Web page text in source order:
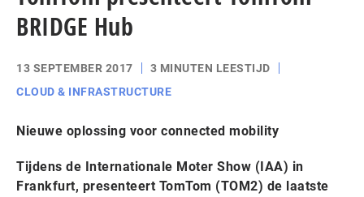
BRIDGE Hub
13 SEPTEMBER 2017
3 MINUTEN LEESTIJD
CLOUD & INFRASTRUCTURE
Nieuwe oplossing voor connected mobility
Tijdens de Internationale Moter Show (IAA) in
Frankfurt, presenteert TomTom (TOM2) de laatste